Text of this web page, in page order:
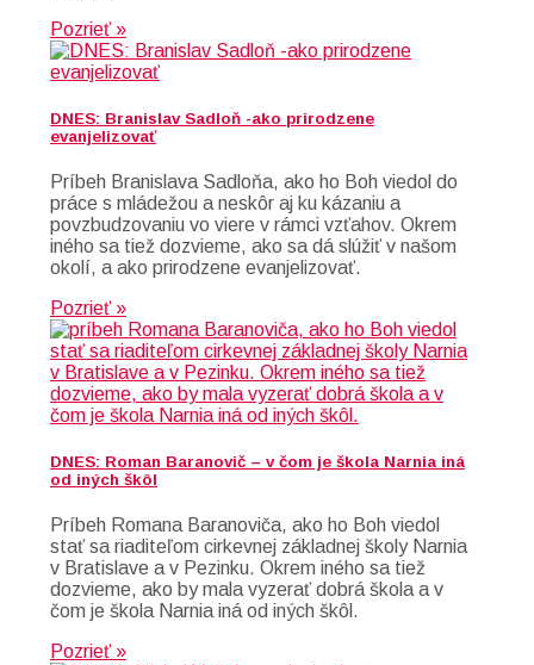
Pozrieť »
DNES: Branislav Sadloň -ako prirodzene
evanjelizovať
Príbeh Branislava Sadloňa, ako ho Boh viedol do
práce s mládežou a neskôr aj ku kázaniu a
povzbudzovaniu vo viere v rámci vzťahov. Okrem
iného sa tiež dozvieme, ako sa dá slúžiť v našom
okolí, a ako prirodzene evanjelizovať.
Pozrieť »
DNES: Roman Baranovič – v čom je škola Narnia iná
od iných škôl
Príbeh Romana Baranoviča, ako ho Boh viedol
stať sa riaditeľom cirkevnej základnej školy Narnia
v Bratislave a v Pezinku. Okrem iného sa tiež
dozvieme, ako by mala vyzerať dobrá škola a v
čom je škola Narnia iná od iných škôl.
Pozrieť »